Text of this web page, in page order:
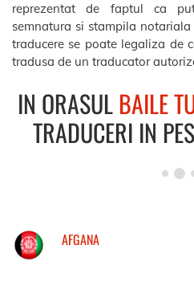
reprezentat de faptul ca
semnatura si stampila
traducere se poate legaliza de
tradusa de un traducator
IN ORASULBAILE
TRADUCERI IN
AFGANA